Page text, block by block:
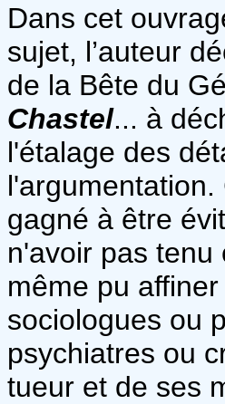
Dans cet
sujet, l’auteur
de la Bête du
Chastel... à
l'étalage des
gagné à être
n'avoir pas
même pu
sociologues ou
psychiatres ou
tueur et de ses